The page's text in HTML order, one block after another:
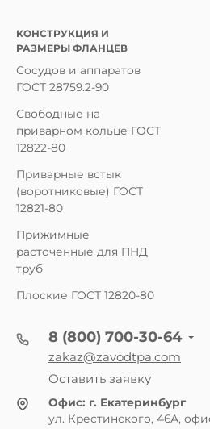
КОНСТРУКЦИЯ И
РАЗМЕРЫ ФЛАНЦЕВ
Сосудов и аппаратов
ГОСТ 28759.2-90
Свободные на
приварном кольце ГОСТ
12822-80
Приварные встык
(воротниковые) ГОСТ
12821-80
Прижимные
расточенные для ПНД
труб
Плоские ГОСТ 12820-80
8 (800) 700-30-64
zakaz@zavodtpa.com
Оставить заявку
Офис: г. Екатеринбург
ул. Крестинского, 46А,